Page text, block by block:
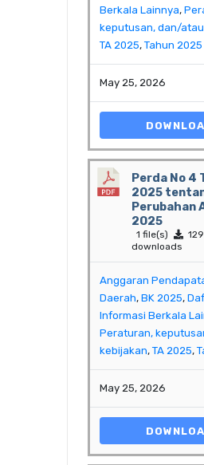
Berkala Lainnya,
keputusan, dan/
TA 2025, Tahun 2025
May 25, 2026
Perda No 4
2025
Perubahan
2025
1 file(s)
downloads
Anggaran
Daerah, BK 2025,
Informasi Berkala
Peraturan,
kebijakan, TA 2025,
May 25, 2026